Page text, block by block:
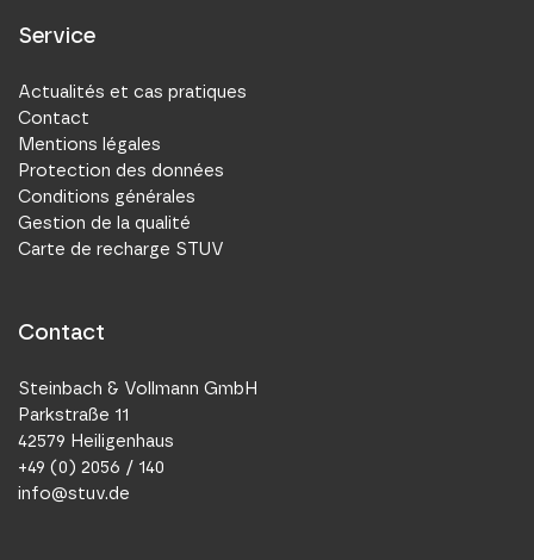
Service
Actualités et cas pratiques
Contact
Mentions légales
Protection des données
Conditions générales
Gestion de la qualité
Carte de recharge STUV
Contact
Steinbach & Vollmann GmbH
Parkstraße 11
42579 Heiligenhaus
+49 (0) 2056 / 140
info@stuv.de